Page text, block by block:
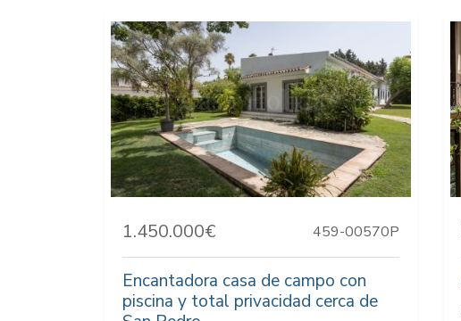
1.450.000€ 459-00570P
Encantadora casa de campo con
piscina y total privacidad cerca de